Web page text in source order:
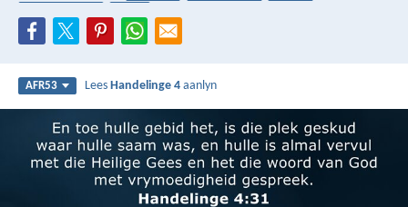
AFR53 LeesHandelinge 4 aanlyn